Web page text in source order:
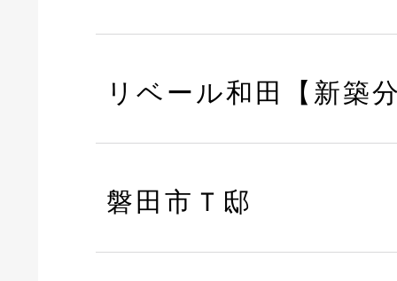
リベール和田【新築
磐田市Ｔ邸